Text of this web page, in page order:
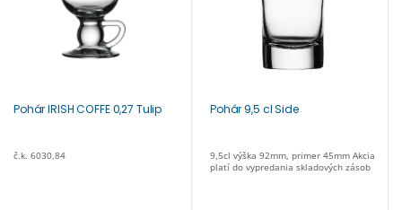
Pohár IRISH COFFE 0,27 Tulip
č.k. 6030,84
Pohár 9,5 cl Side
9,5cl výška 92mm, primer 45mm Akcia
platí do vypredania skladových zásob